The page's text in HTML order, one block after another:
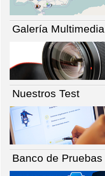
Galería Multimedia
Nuestros Test
Banco de Pruebas